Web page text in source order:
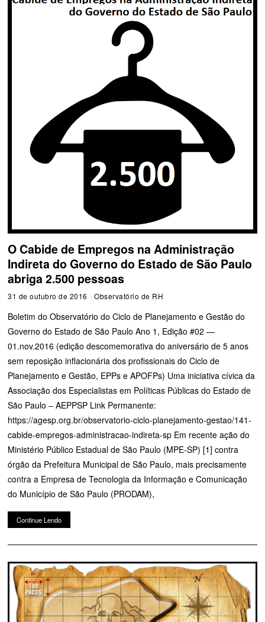
O Cabide de Empregos na Administração
Indireta do Governo do Estado de São Paulo
abriga 2.500 pessoas
31 de outubro de 2016 Observatório de RH
Boletim do Observatório do Ciclo de Planejamento e Gestão do
Governo do Estado de São Paulo Ano 1, Edição #02 —
01.nov.2016 (edição descomemorativa do aniversário de 5 anos
sem reposição inflacionária dos profissionais do Ciclo de
Planejamento e Gestão, EPPs e APOFPs) Uma iniciativa cívica da
Associação dos Especialistas em Políticas Públicas do Estado de
São Paulo – AEPPSP Link Permanente:
https://agesp.org.br/observatorio-ciclo-planejamento-gestao/141-
cabide-empregos-administracao-indireta-sp Em recente ação do
Ministério Público Estadual de São Paulo (MPE-SP) [1] contra
órgão da Prefeitura Municipal de São Paulo, mais precisamente
contra a Empresa de Tecnologia da Informação e Comunicação
do Município de São Paulo (PRODAM),
Continue Lendo